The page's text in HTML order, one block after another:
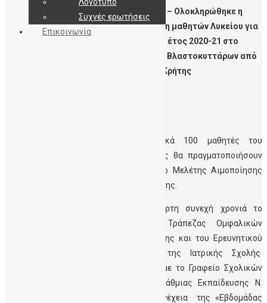
Politica.gr – Ολοκληρώθηκε η
εκπαίδευση μαθητών Λυκείου για
το σχολικό έτος 2020-21 στο
πεδίο των Βλαστοκυττάρων από
τη ΔηΤΟΒ Κρήτης
Συμμετείχαν 4 σχολεία και συνολικά 100 μαθητές του
Ν.Ηρακλείου, ενώ τον Ιούλιο 4 μαθητές θα πραγματοποιήσουν
εργαστηριακή πρακτική στο Εργαστήριο Μελέτης Αιμοποίησης
της Ιατρικής Σχολής Πανεπιστημίου Κρήτης.
Με επιτυχία ολοκληρώθηκε για τέταρτη συνεχή χρονιά το
εκπαιδευτικό έργο της Δημόσιας Τράπεζας Ομφαλικών
Βλαστοκυττάρων Κρήτης (ΔηΤΟΒ) Κρήτης και του Ερευνητικού
Εργαστηρίου Μελέτης Αιμοποίησης της Ιατρικής Σχολής
Πανεπιστημίου Κρήτης σε συνεργασία με το Γραφείο Σχολικών
Δραστηριοτήτων Διεύθυνσης Δευτεροβάθμιας Εκπαίδευσης Ν.
Ηρακλείου. Η εκπαίδευση αποτελεί συνέχεια της «Εβδομάδας
Συχνές ερωτήσεις
Επικοινωνία